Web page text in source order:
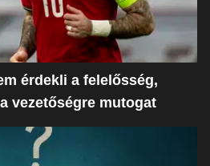
érdekli a felelősség,
vezetőségre mutogat